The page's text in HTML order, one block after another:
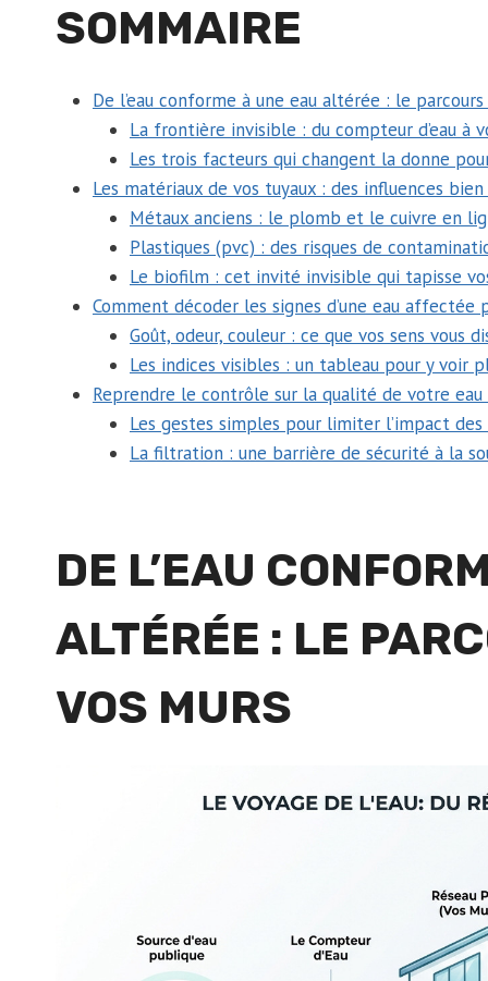
SOMMAIRE
De l’eau conforme à une eau altérée : le
La frontière invisible : du compteur d’eau à
Les trois facteurs qui changent la donne
Les matériaux de vos tuyaux : des influences
Métaux anciens : le plomb et le cuivre en
Plastiques (pvc) : des risques de
Le biofilm : cet invité invisible qui tapisse
Comment décoder les signes d’une eau affectée
Goût, odeur, couleur : ce que vos sens vous
Les indices visibles : un tableau pour y voir
Reprendre le contrôle sur la qualité de votre
Les gestes simples pour limiter l’impact des
La filtration : une barrière de sécurité à la
DE L’EAU
ALTÉRÉE : LE
VOS MURS